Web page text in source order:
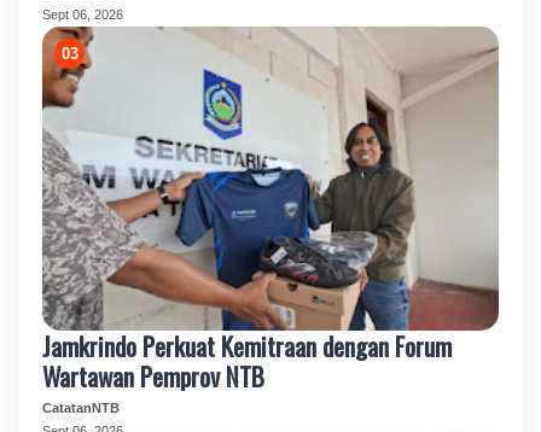
Sept 06, 2026
Jamkrindo Perkuat Kemitraan dengan Forum
Wartawan Pemprov NTB
CatatanNTB